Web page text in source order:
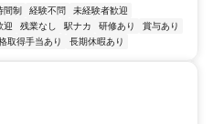
間制 経験不問
未経験者歓迎
迎 残業なし 駅ナカ 研修あり
賞与あり
取得手当あり 長期休暇あり